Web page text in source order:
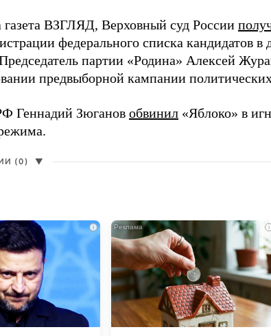
газета ВЗГЛЯД, Верховный суд России
федерального списка кандидатов
партии «Родина» Алексей
предвыборной кампании
Геннадий Зюганов обвинил «Яблоко» в
(0) ▼
i i